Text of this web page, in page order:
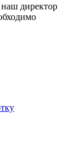
директор